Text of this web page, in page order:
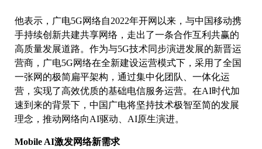
他表示，广电5G网络自2022年开网以来，与中国移动携
手持续创新共建共享网络，走出了一条合作互利共赢的
高质量发展道路。作为与5G技术同步演进发展的新晋运
营商，广电5G网络在全新建设运营模式下，采用了全国
一张网的极简扁平架构，通过集中化团队、一体化运
营，实现了高效优质的基础电信服务运营。在AI时代加
速到来的背景下，中国广电将坚持技术极智至简的发展
理念，推动网络向AI驱动、AI原生演进。
Mobile AI激发网络新需求